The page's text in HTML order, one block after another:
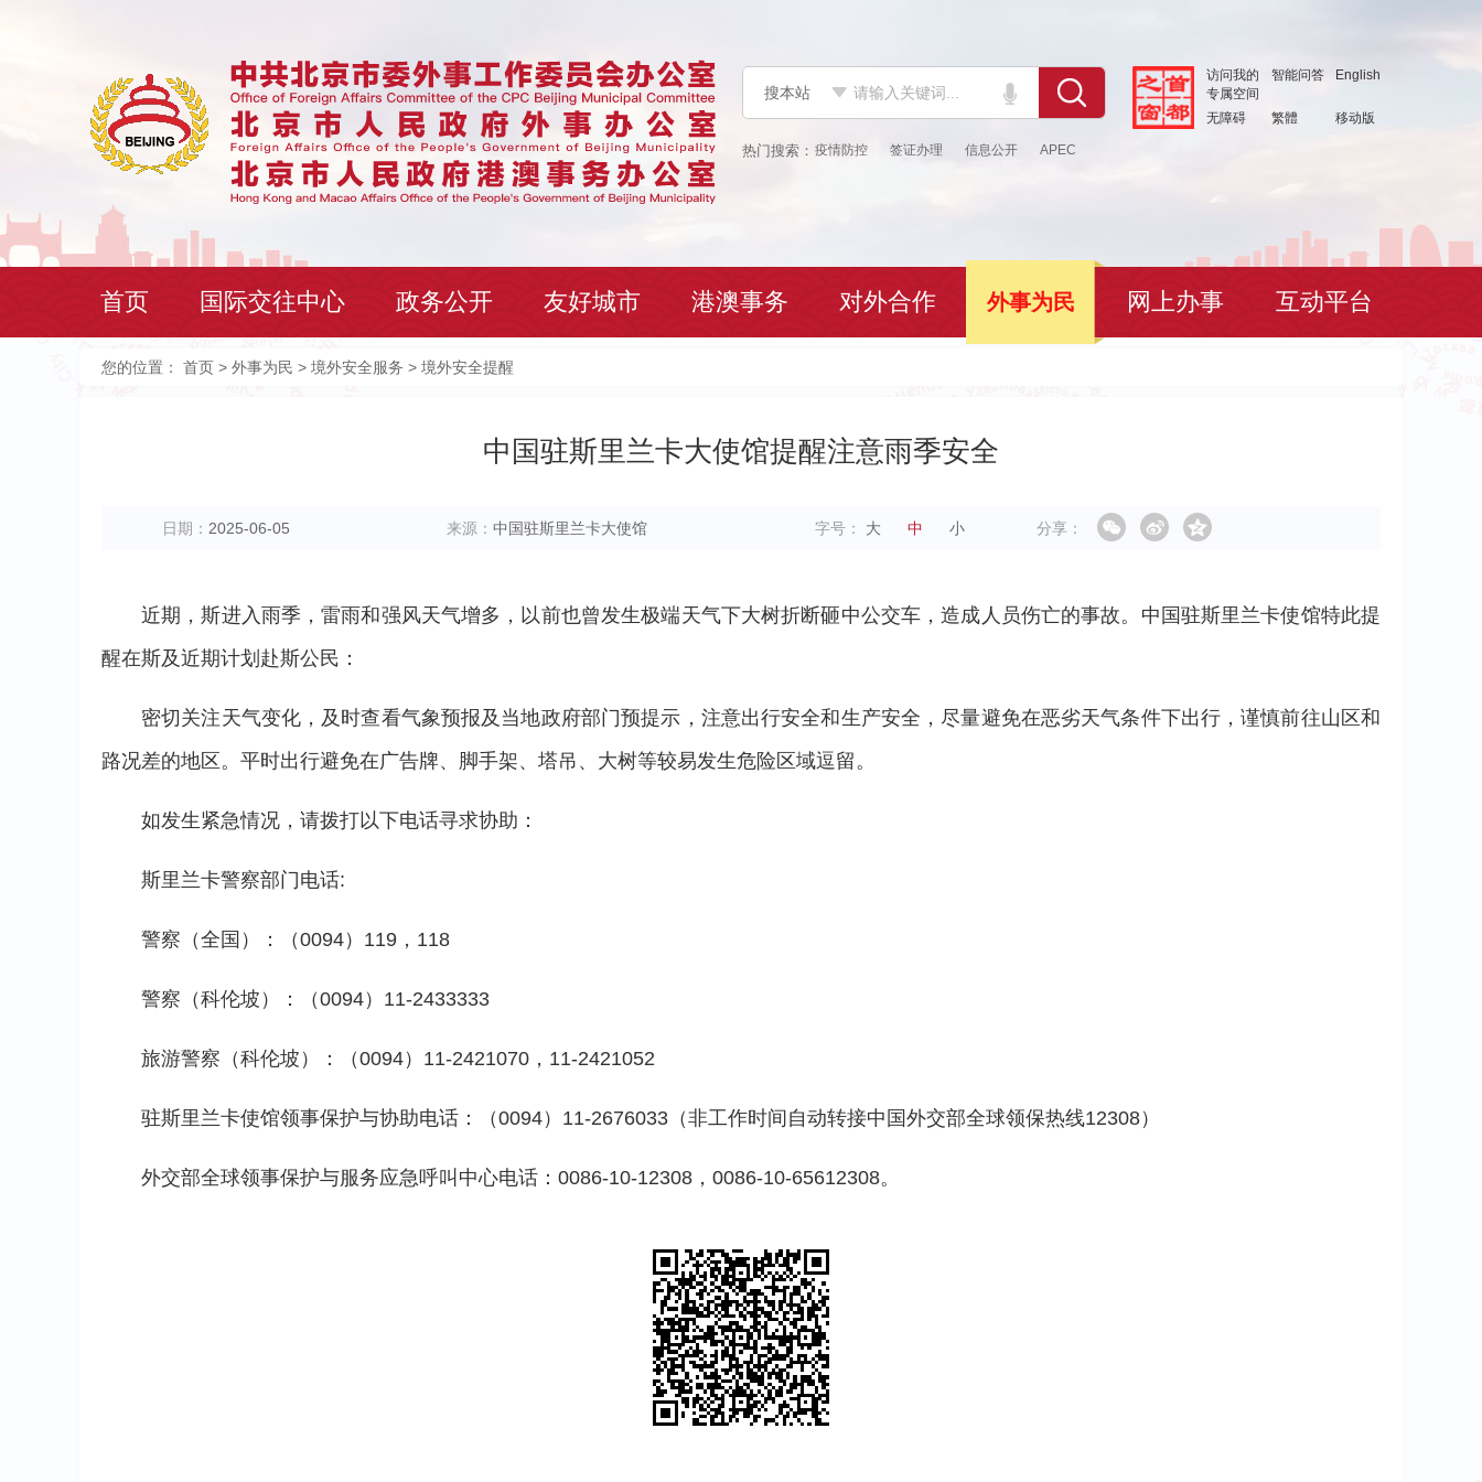
搜本站
疫情防控 签证办理 信息公开 APEC
访问我的
专属空间
智能问答 English
无障碍 繁體 移动版
首页 国际交往中心 政务公开 友好城市 港澳事务 对外合作 外事为民 网上办事 互动平台
您的位置： 首页 > 外事为民 > 境外安全服务 > 境外安全提醒
中国驻斯里兰卡大使馆提醒注意雨季安全
日期： 2025-06-05 来源： 中国驻斯里兰卡大使馆 字号： 大 中 小 分享：
近期，斯进入雨季，雷雨和强风天气增多，以前也曾发生极端天气下大树折断砸中公交车，造成人员伤亡的事故。中国驻斯里兰卡使馆特此提
醒在斯及近期计划赴斯公民：
密切关注天气变化，及时查看气象预报及当地政府部门预提示，注意出行安全和生产安全，尽量避免在恶劣天气条件下出行，谨慎前往山区和
路况差的地区。平时出行避免在广告牌、脚手架、塔吊、大树等较易发生危险区域逗留。
如发生紧急情况，请拨打以下电话寻求协助：
斯里兰卡警察部门电话:
警察（全国）：（0094）119，118
警察（科伦坡）：（0094）11-2433333
旅游警察（科伦坡）：（0094）11-2421070，11-2421052
驻斯里兰卡使馆领事保护与协助电话：（0094）11-2676033（非工作时间自动转接中国外交部全球领保热线12308）
外交部全球领事保护与服务应急呼叫中心电话：0086-10-12308，0086-10-65612308。